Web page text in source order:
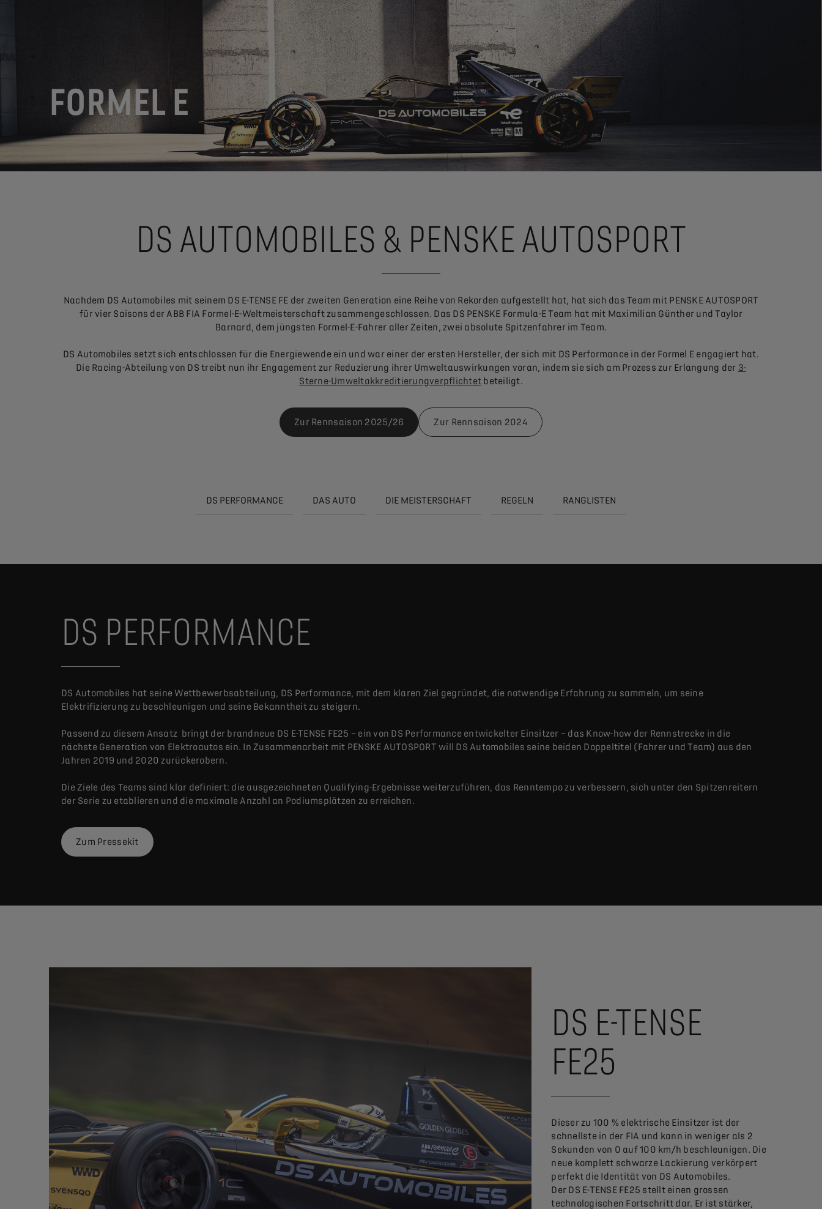
FORMEL E
DS AUTOMOBILES & PENSKE AUTOSPORT
Nachdem DS Automobiles mit seinem DS E-TENSE FE der zweiten Generation eine Reihe von Rekorden aufgestellt hat, hat sich das Team mit PENSKE AUTOSPORT
für vier Saisons der ABB FIA Formel-E-Weltmeisterschaft zusammengeschlossen. Das DS PENSKE Formula-E Team hat mit Maximilian Günther und Taylor
Barnard, dem jüngsten Formel-E-Fahrer aller Zeiten, zwei absolute Spitzenfahrer im Team.
DS Automobiles setzt sich entschlossen für die Energiewende ein und war einer der ersten Hersteller, der sich mit DS Performance in der Formel E engagiert hat.
Die Racing-Abteilung von DS treibt nun ihr Engagement zur Reduzierung ihrer Umweltauswirkungen voran, indem sie sich am Prozess zur Erlangung der 3-
Sterne-Umweltakkreditierungverpflichtet beteiligt.
Zur Rennsaison 2025/26 Zur Rennsaison 2024
DS PERFORMANCE DAS AUTO DIE MEISTERSCHAFT REGELN RANGLISTEN
DS PERFORMANCE
DS Automobiles hat seine Wettbewerbsabteilung, DS Performance, mit dem klaren Ziel gegründet, die notwendige Erfahrung zu sammeln, um seine
Elektrifizierung zu beschleunigen und seine Bekanntheit zu steigern.
Passend zu diesem Ansatz bringt der brandneue DS E-TENSE FE25 – ein von DS Performance entwickelter Einsitzer – das Know-how der Rennstrecke in die
nächste Generation von Elektroautos ein. In Zusammenarbeit mit PENSKE AUTOSPORT will DS Automobiles seine beiden Doppeltitel (Fahrer und Team) aus den
Jahren 2019 und 2020 zurückerobern.
Die Ziele des Teams sind klar definiert: die ausgezeichneten Qualifying-Ergebnisse weiterzuführen, das Renntempo zu verbessern, sich unter den Spitzenreitern
der Serie zu etablieren und die maximale Anzahl an Podiumsplätzen zu erreichen.
Zum Pressekit
DS E-TENSE
FE25
Dieser zu 100 % elektrische Einsitzer ist der
schnellste in der FIA und kann in weniger als 2
Sekunden von 0 auf 100 km/h beschleunigen. Die
neue komplett schwarze Lackierung verkörpert
perfekt die Identität von DS Automobiles.
Der DS E-TENSE FE25 stellt einen grossen
technologischen Fortschritt dar. Er ist stärker,